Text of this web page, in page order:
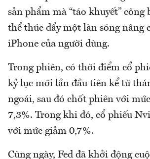
sản phẩm mà “táo khuyết” công
thể thúc đẩy một làn sóng nâng
iPhone của người dùng.
Trong phiên, có thời điểm cổ
kỷ lục mới lần đầu tiên kể từ
ngoái, sau đó chốt phiên với
7,3%. Trong khi đó, cổ phiếu
với mức giảm 0,7%.
Cùng ngày, Fed đã khởi động